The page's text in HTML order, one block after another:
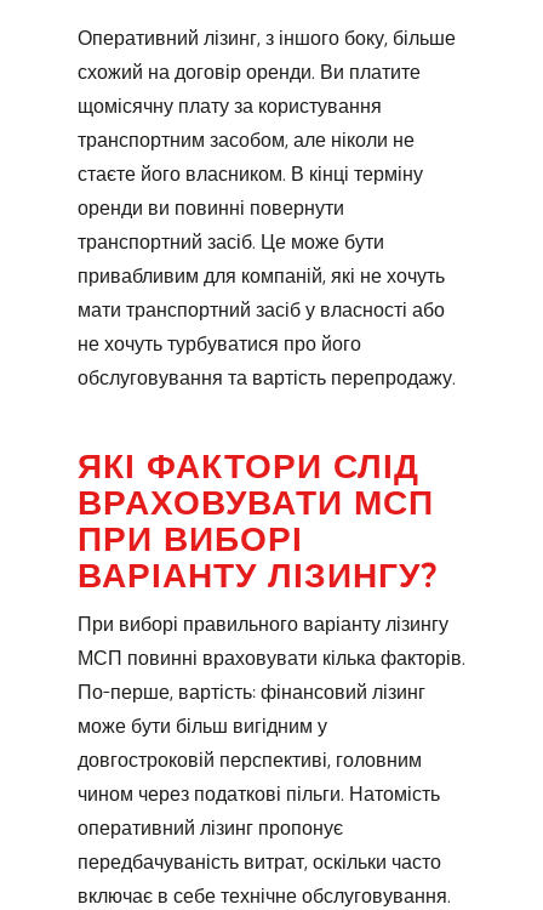
Оперативний лізинг, з іншого боку, більше
схожий на договір оренди. Ви платите
щомісячну плату за користування
транспортним засобом, але ніколи не
стаєте його власником. В кінці терміну
оренди ви повинні повернути
транспортний засіб. Це може бути
привабливим для компаній, які не хочуть
мати транспортний засіб у власності або
не хочуть турбуватися про його
обслуговування та вартість перепродажу.
ЯКІ ФАКТОРИ СЛІД
ВРАХОВУВАТИ МСП
ПРИ ВИБОРІ
ВАРІАНТУ ЛІЗИНГУ?
При виборі правильного варіанту лізингу
МСП повинні враховувати кілька факторів.
По-перше, вартість: фінансовий лізинг
може бути більш вигідним у
довгостроковій перспективі, головним
чином через податкові пільги. Натомість
оперативний лізинг пропонує
передбачуваність витрат, оскільки часто
включає в себе технічне обслуговування.